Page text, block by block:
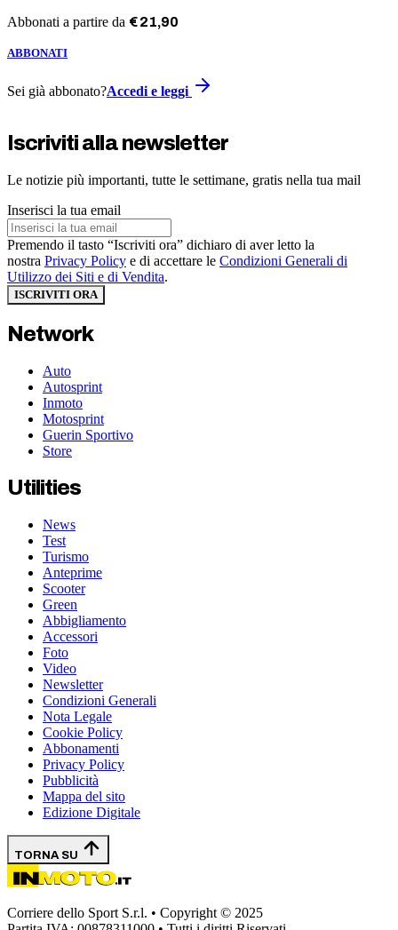
Abbonati a partire da €21,90
ABBONATI
Sei già abbonato?Accedi e leggi
Iscriviti alla newsletter
Le notizie più importanti, tutte le settimane, gratis nella tua mail
Inserisci la tua email
Premendo il tasto “Iscriviti ora” dichiaro di aver letto la
nostra Privacy Policy e di accettare le Condizioni Generali di
Utilizzo dei Siti e di Vendita.
ISCRIVITI ORA
Network
Auto
Autosprint
Inmoto
Motosprint
Guerin Sportivo
Store
Utilities
News
Test
Turismo
Anteprime
Scooter
Green
Abbigliamento
Accessori
Foto
Video
Newsletter
Condizioni Generali
Nota Legale
Cookie Policy
Abbonamenti
Privacy Policy
Pubblicità
Mappa del sito
Edizione Digitale
TORNA SU
Corriere dello Sport S.r.l. • Copyright © 2025